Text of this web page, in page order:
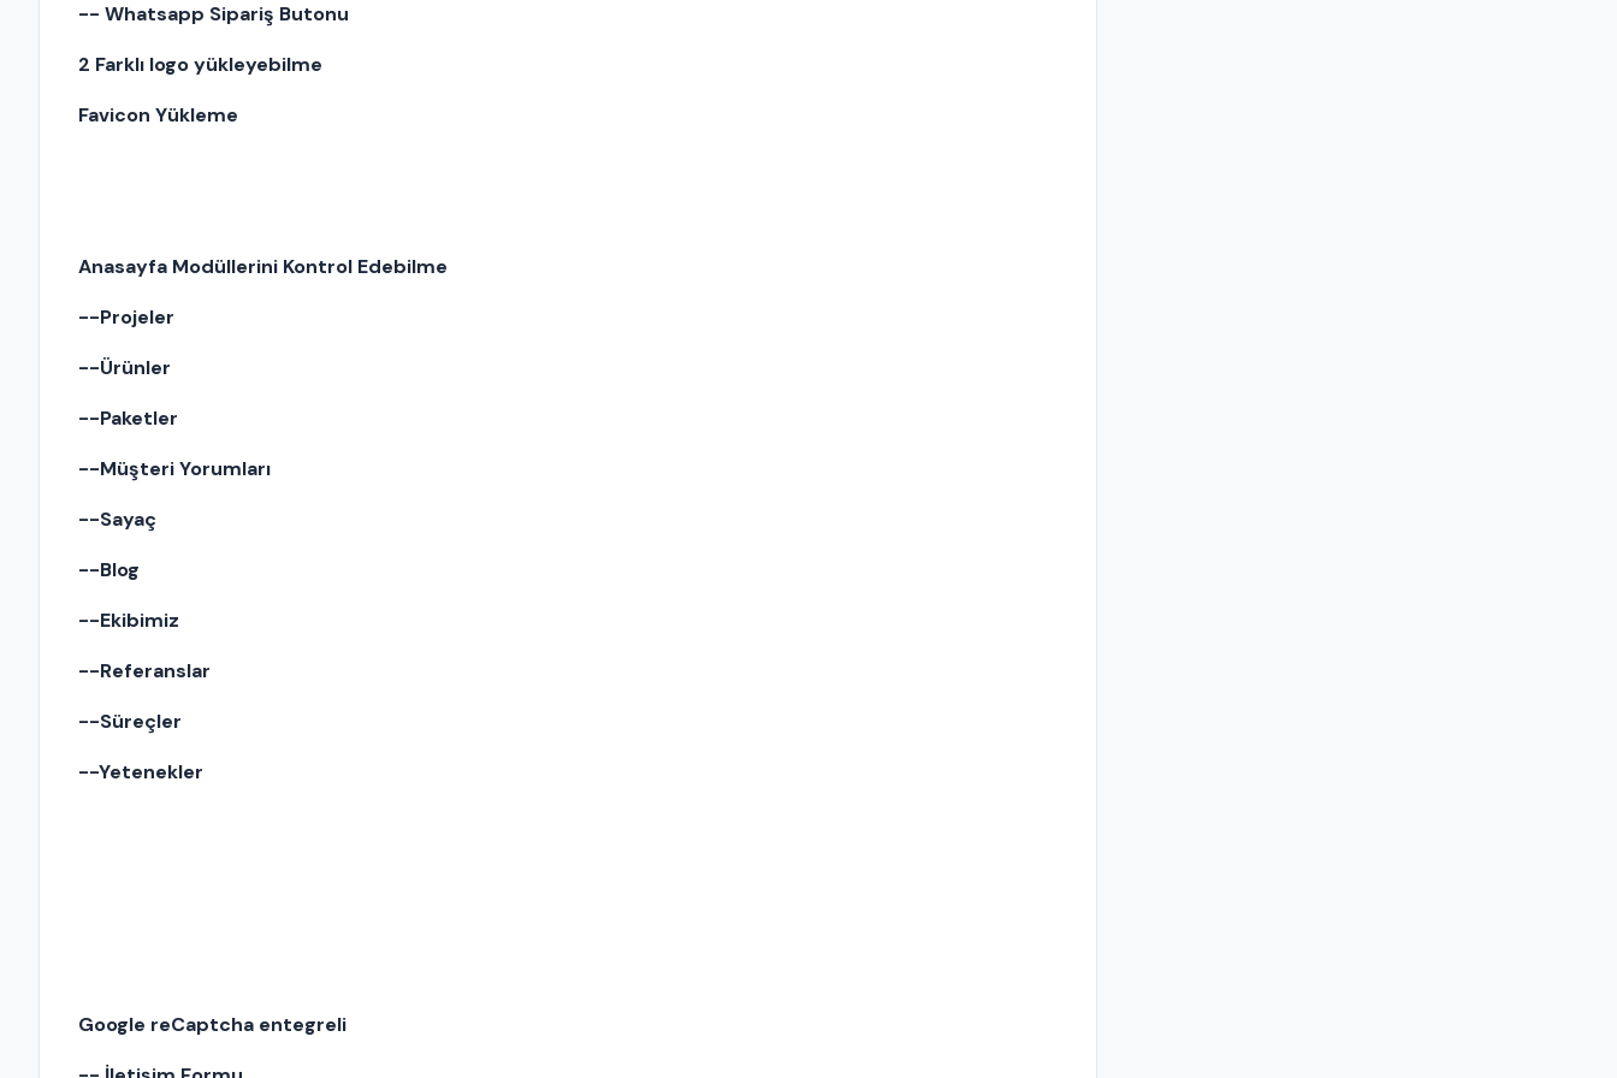
-- Whatsapp Sipariş Butonu
2 Farklı logo yükleyebilme
Favicon Yükleme
Anasayfa Modüllerini Kontrol Edebilme
--Projeler
--Ürünler
--Paketler
--Müşteri Yorumları
--Sayaç
--Blog
--Ekibimiz
--Referanslar
--Süreçler
--Yetenekler
Google reCaptcha entegreli